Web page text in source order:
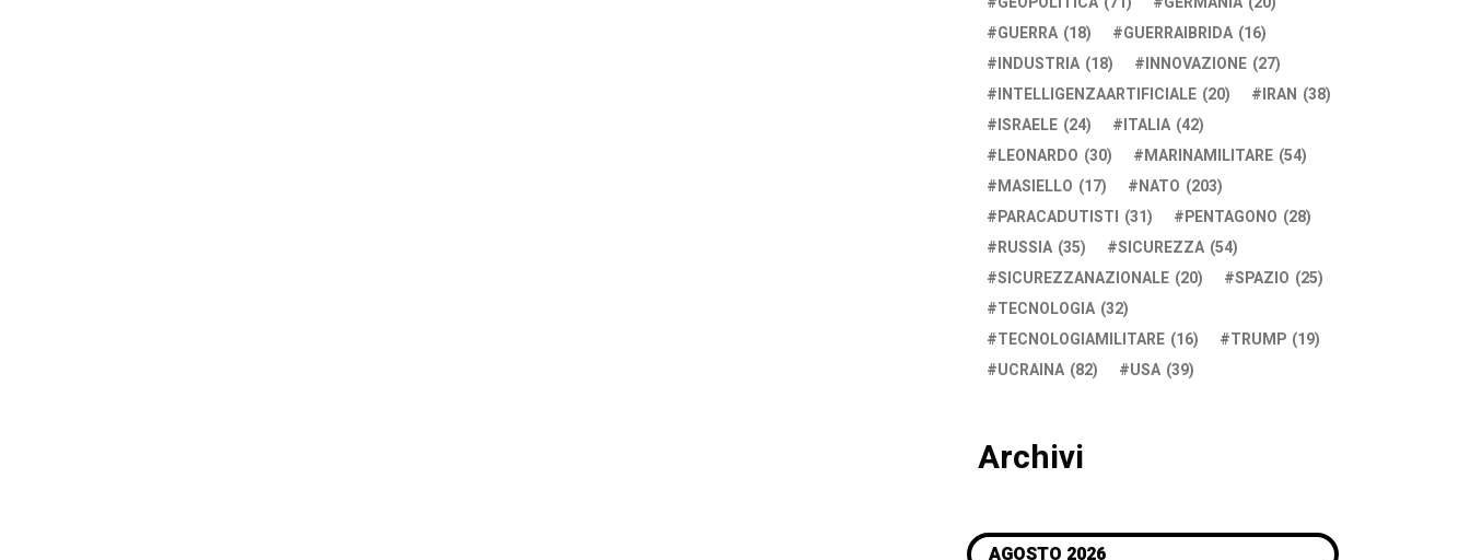
GUERRA (18) GUERRAIBRIDA (16)
INDUSTRIA (18) INNOVAZIONE (27)
INTELLIGENZAARTIFICIALE (20) IRAN (38)
ISRAELE (24) ITALIA (42)
LEONARDO (30) MARINAMILITARE (54)
MASIELLO (17) NATO (203)
PARACADUTISTI (31) PENTAGONO (28)
RUSSIA (35) SICUREZZA (54)
SICUREZZANAZIONALE (20) SPAZIO (25)
TECNOLOGIA (32)
TECNOLOGIAMILITARE (16) TRUMP (19)
UCRAINA (82) USA (39)
Archivi
AGOSTO 2026